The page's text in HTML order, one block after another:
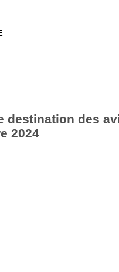
destination des
2024